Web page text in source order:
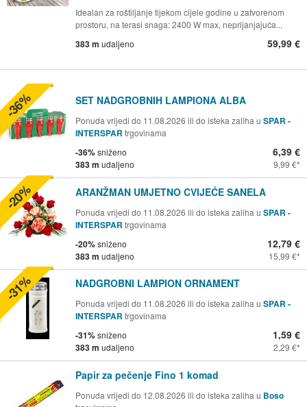
Idealan za roštiljanje tijekom cijele godine u zatvorenom
prostoru, na terasi snaga: 2400 W max, neprijanjajuća...
383 m udaljeno 59,99 €
SET NADGROBNIH LAMPIONA ALBA
Ponuda vrijedi do 11.08.2026 ili do isteka zaliha u SPAR -
INTERSPAR trgovinama
-36%sniženo
383 m udaljeno
6,39 €
9,99 €
-36%
ARANŽMAN UMJETNO CVIJEĆE SANELA
Ponuda vrijedi do 11.08.2026 ili do isteka zaliha u SPAR -
INTERSPAR trgovinama
-20%sniženo
383 m udaljeno
12,79 €
15,99 €
-20%
NADGROBNI LAMPION ORNAMENT
Ponuda vrijedi do 11.08.2026 ili do isteka zaliha u SPAR -
INTERSPAR trgovinama
-31%sniženo
383 m udaljeno
1,59 €
2,29 €
-31%
Papir za pečenje Fino 1 komad
Ponuda vrijedi do 12.08.2026 ili do isteka zaliha u Boso